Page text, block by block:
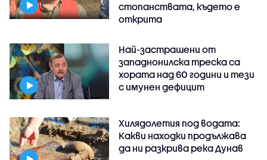
стопанствата, където е
открита
Най-застрашени от
западнонилска треска са
хората над 60 години и тези
с имунен дефицит
Хилядолетия под водата:
Какви находки продължава
да ни разкрива река Дунав